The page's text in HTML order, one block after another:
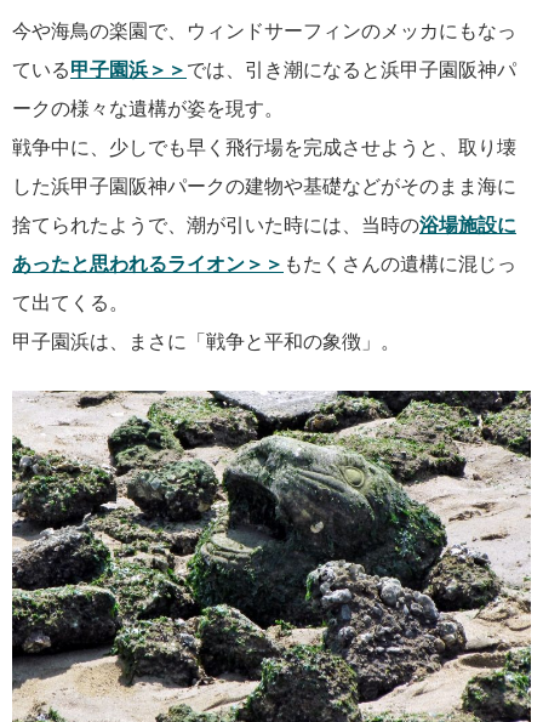
今や海鳥の楽園で、ウィンドサーフィンのメッカにもなっ
ている甲子園浜＞＞ では、引き潮になると浜甲子園阪神パ
ークの様々な遺構が姿を現す。
戦争中に、少しでも早く飛行場を完成させようと、取り壊
した浜甲子園阪神パークの建物や基礎などがそのまま海に
捨てられたようで、潮が引いた時には、当時の浴場施設に
あったと思われるライオン＞＞ もたくさんの遺構に混じっ
て出てくる。
甲子園浜は、まさに「戦争と平和の象徴」。